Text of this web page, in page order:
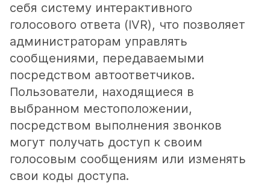
себя систему интерактивного
голосового ответа (IVR), что позволяет
администраторам управлять
сообщениями, передаваемыми
посредством автоответчиков.
Пользователи, находящиеся в
выбранном местоположении,
посредством выполнения звонков
могут получать доступ к своим
голосовым сообщениям или изменять
свои коды доступа.